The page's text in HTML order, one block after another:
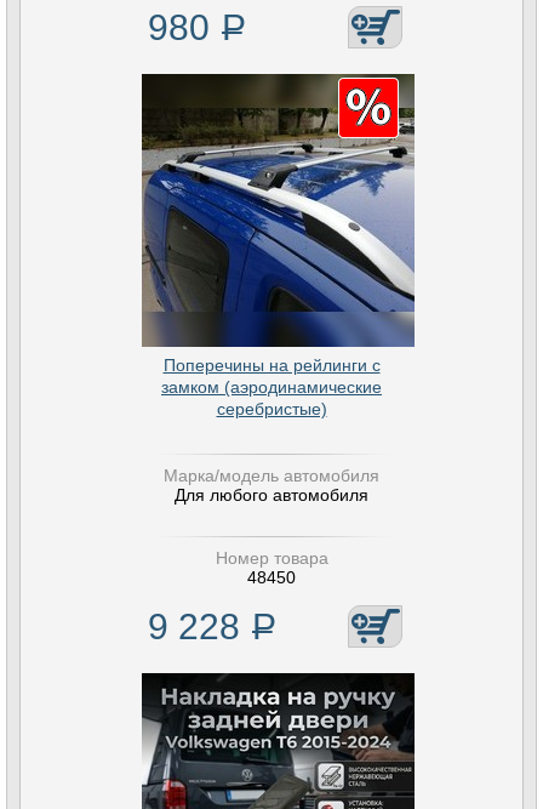
980 Р
Поперечины на рейлинги с
замком (аэродинамические
серебристые)
Марка/модель автомобиля
Для любого автомобиля
Номер товара
48450
9 228 Р